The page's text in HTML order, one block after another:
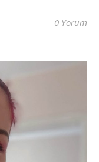
0 Yorum